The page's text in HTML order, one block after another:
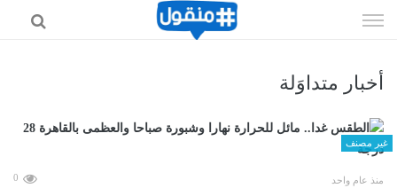
الى
أخبار متداوَلة
غير مصنف
منذ عام واحد 0